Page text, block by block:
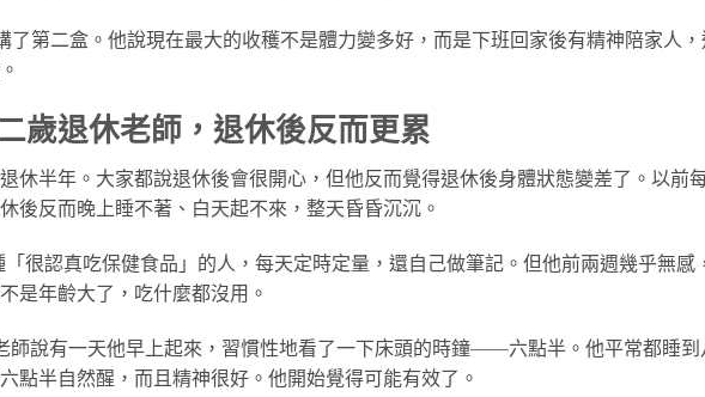
了第二盒。他說現在最大的收穫不是體力變多好，而是下班回家後有精神陪家人
歲退休老師，退休後反而更累
休半年。大家都說退休後會很開心，但他反而覺得退休後身體狀態變差了。以前
後反而晚上睡不著、白天起不來，整天昏昏沉沉。
很認真吃保健食品」的人，每天定時定量，還自己做筆記。但他前兩週幾乎無感
是年齡大了，吃什麼都沒用。
師說有一天他早上起來，習慣性地看了一下床頭的時鐘——六點半。他平常都睡到
點半自然醒，而且精神很好。他開始覺得可能有效了。